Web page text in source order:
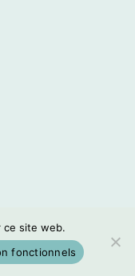
ce site web.
fonctionnels